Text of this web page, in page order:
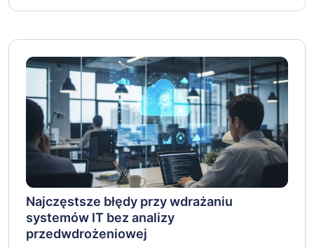
Najczęstsze błędy przy wdrażaniu
systemów IT bez analizy
przedwdrożeniowej